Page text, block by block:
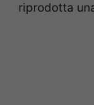
riprodotta